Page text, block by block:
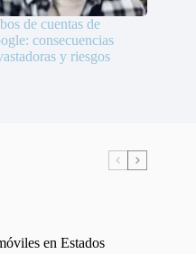
de cuentas de
consecuencias
y riesgos
en Estados